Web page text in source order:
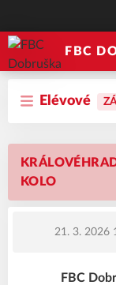
FBC
Elévové
KOLO
21. 3. 2026
FBC